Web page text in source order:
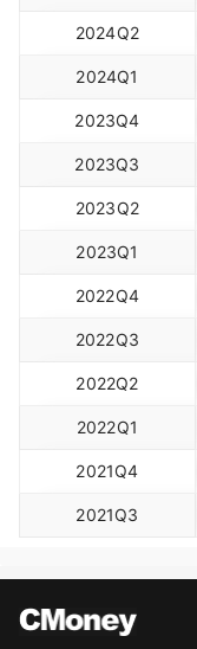
2024Q2
2024Q1
2023Q4
2023Q3
2023Q2
2023Q1
2022Q4
2022Q3
2022Q2
2022Q1
2021Q4
2021Q3